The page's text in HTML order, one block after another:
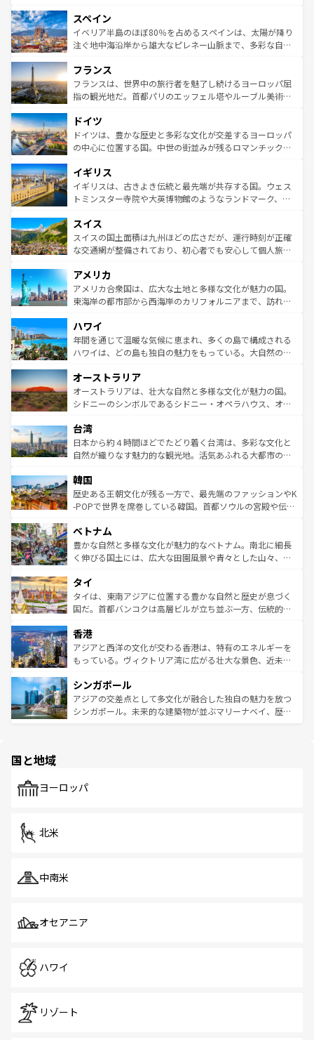
ろん、トスカーナの美しい田園風景やアマルフィ海岸の絶
景など、自然景観も見逃せない。観光の合間には、本場の
ピザやパスタなど、絶品のイタリア料理を堪能することも
ませてくれるイタリアで、忘れられない旅をしてみよう！
なお、新着のイタリア情報はコンテンツ一覧 を参照してほ
しい。
スペイン
イベリア半島のほぼ80％を占めるスペインは、太陽が降り
注ぐ地中海沿岸から雄大なピレネー山脈まで、多彩な自然
文化が根付くこの国では、情熱的なフラメンコ、熱気あふ
れる闘牛、そして美味しいタパスが生活の一部となってい
る。首都マドリードの洗練された雰囲気や、バルセロナの
の城塞都市、穏やかなビーチリゾートまで多彩な表情を見
せる。地方によって風土や気候が異なるスペインはその個
性で訪れる人を魅了する。 なお、新着のスペイン情報はコ
フランス
フランスは、世界中の旅行者を魅了し続けるヨーロッパ屈
指の観光地だ。首都パリのエッフェル塔やルーブル美術館
で、幅広い魅力が詰まっている。華麗な宮殿、歴史的な大
聖堂、美しいビーチ、そして豊かな自然が、訪れる者を心
から魅了する。また、フランスは美食の国としても知ら
いる。シャンパンの発祥地であるランス、プロヴァンスの
香り高いラベンダー畑など、多彩な楽しみ方が可能だ。さ
らに、パリ以外の地域にも魅力が溢れており、どの街角に
れる地方に足を運ぶとそれぞれで全く異なる文化を体験で
きるだろう。 なお、新着のフランス情報はコンテンツ一覧
を参照してほしい。
ドイツ
ドイツは、豊かな歴史と多彩な文化が交差するヨーロッパ
の中心に位置する国。中世の街並みが残るロマンチック街
顔を持つこの国は、どこを歩いても飽きることがない。ベ
ルリンの文化的活気、バイエルン州のアルプスの絶景、そ
してライン川沿いのワイン畑といった風景は必見。ビール
は、お酒好きな人にはぜひ体験してほしい。 なお、新着の
ドイツ情報はコンテンツ一覧を参照してほしい。
イギリス
イギリスは、古きよき伝統と最先端が共存する国。ウェス
トミンスター寺院や大英博物館のようなランドマーク、歴
リアごとに異なる魅力がある。また、優雅なアフタヌーン
ティー、ビール好きにはたまらない英国パブ、サッカー観
戦など、本場だからこそできる体験も豊富。イギリスを旅
ンツ一覧を参照してほしい。
スイス
スイスの国土面積は九州ほどの広さだが、運行時刻が正確
な交通網が整備されており、初心者でも安心して個人旅行
の建物がそのまま残る町や、スイスならではのユニークな
博物館もあり、アルプス観光だけでなく町歩きも満喫する
ことができる。国民の所得が高いため物価も高いが、旅行
ば市内交通費無料で観光を楽しむこともできる。 なお、新
着のスイス情報はコンテンツ一覧 を参照してほしい。
アメリカ
アメリカ合衆国は、広大な土地と多様な文化が魅力の国。
東海岸の都市部から西海岸のカリフォルニアまで、訪れる
のような巨大都市は、観光、ショッピング、エンターテイ
ンメントが詰まった刺激的なスポットだ。一方、アメリカ
西部には大自然が広がり、グランドキャニオンやイエロー
部のニューオーリンズでは、音楽と美食が融合した独特の
文化が魅力。旅行者はアメリカの各地域で異なる魅力を楽
しみながら、その多様性と豊かな歴史を感じることができ
ならではの贅沢な旅のスタイルだ。 なお、新着のアメリカ
情報はコンテンツ一覧を参照してほしい。
ハワイ
年間を通じて温暖な気候に恵まれ、多くの島で構成される
ハワイは、どの島も独自の魅力をもっている。大自然の神
ワイ島は見逃せない。また、定番の観光地といえばオアフ
島だが、静かな自然を求めるならマウイ島やカウアイ島が
おすすめ。エメラルドグリーンに輝く海をはじめ、豊かな
れるおもてなしの心で訪れる人々を迎えてくれるハワイの
人々、おいしいローカルフードやハワイアンミュージッ
ク、伝統的なフラダンスなど、すべてがハワイの魅力を彩
ワイを、存分に味わってほしい。 なお、新着のハワイ情報
はコンテンツ一覧を参照してほしい。
オーストラリア
オーストラリアは、壮大な自然と多様な文化が魅力の国。
シドニーのシンボルであるシドニー・オペラハウス、オー
リアリーフや大陸中央部にそびえるウルル（エアーズロッ
ク）、タスマニアの美しい原生林やケアンズの熱帯雨林な
ど、見どころがたくさん。また、カフェやワイン、オージ
いる。アクティビティも充実しており、サーフィンやダイ
ビング、ハイキングなど、アウトドア好きにはたまらな
い。オーストラリアの多彩な魅力を存分に味わいつくそ
参照してほしい。
台湾
日本から約４時間ほどでたどり着く台湾は、多彩な文化と
自然が織りなす魅力的な観光地。活気あふれる大都市の台
ン）、静ひつな山岳地帯である台湾東部など、都市の喧騒
と山間の静けさが共存しており、訪れる人に新しい発見と
驚きをもたらしてくれる。また、奥深い台湾の食文化も魅
容にもいいと評判のスイーツなど、バラエティ豊かな料理
が味わえる。 なお、新着の台湾情報は コンテンツ一覧を参
照してほしい。
韓国
歴史ある王朝文化が残る一方で、最先端のファッションやK
-POPで世界を席巻している韓国。首都ソウルの宮殿や伝統
き、地方に足を延ばせば四季折々の自然美を楽しむことが
できる。そして、キムチや焼肉、絶品のストリートフード
まで、さまざまな韓国料理が待っている。夜には、韓国な
リティに包まれながら、韓国の多彩な魅力を心ゆくまで味
わってみてほしい。 なお、新着の韓国情報はコンテンツ一
覧を参照してほしい。
ベトナム
豊かな自然と多様な文化が魅力的なベトナム。南北に細長
く伸びる国土には、広大な田園風景や青々とした山々、世
急速な発展と共に伝統が息づく。ハノイの古い町並みやホ
ーチミン市のフランス統治時代の建物も、独特の雰囲気を
醸し出している。また、バラエティの豊かさとおいしさで
とつ。フォーやバインミー、ベトナムコーヒーなどは、ぜ
ひ現地で味わいたい。どの地域を訪れてもあたたかい人々
が旅行者を迎えてくれるので、きっと忘れられない旅にな
参照してほしい。
タイ
タイは、東南アジアに位置する豊かな自然と歴史が息づく
国だ。首都バンコクは高層ビルが立ち並ぶ一方、伝統的な
の活気が交差している。北部ではチェンマイなどの山岳地
帯で自然と触れ合い、南部ではプーケットやクラビの美し
いビーチでリゾート気分を楽しむことができる。タイ料理
激する。気候は一年中温暖で、どの季節にも異なる楽しみ
が待っている。親しみやすいタイの人々、仏教を中心とし
た文化、そして多様な観光資源が、訪れる旅人を魅了し続
香港
アジアと西洋の文化が交わる香港は、特有のエネルギーを
もっている。ヴィクトリア湾に広がる壮大な景色、近未来
み、どこを訪れても感動するはず。観光スポットが密集し
ており、効率よく見どころを回れるのも魅力。息をのむよ
うな絶景から文化的な体験まで、香港を存分に楽しみ尽く
シンガポール
アジアの交差点として多文化が融合した独自の魅力を放つ
シンガポール。未来的な建築物が並ぶマリーナベイ、歴史
で、ホーカーズは地元の風情を楽しめる外せないスポット
国と地域
ヨーロッパ
北米
中南米
オセアニア
ハワイ
リゾート